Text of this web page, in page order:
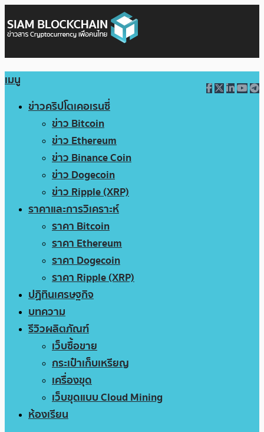
เมนู
ข่าวคริปโตเคอเรนซี่
ข่าว Bitcoin
ข่าว Ethereum
ข่าว Binance Coin
ข่าว Dogecoin
ข่าว Ripple (XRP)
ราคาและการวิเคราะห์
ราคา Bitcoin
ราคา Ethereum
ราคา Dogecoin
ราคา Ripple (XRP)
ปฏิทินเศรษฐกิจ
บทความ
รีวิวผลิตภัณฑ์
เว็บซื้อขาย
กระเป๋าเก็บเหรียญ
เครื่องขุด
เว็บขุดแบบ Cloud Mining
ห้องเรียน